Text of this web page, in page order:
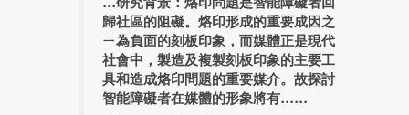
歸社區的阻礙。烙印形成的重要成因之
ㄧ為負面的刻板印象，而媒體正是現代
社會中，製造及複製刻板印象的主要工
具和造成烙印問題的重要媒介。故探討
智能障礙者在媒體的形象將有...